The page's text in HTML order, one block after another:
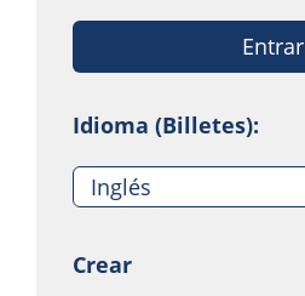
Entrar
Idioma (Billetes):
Crear